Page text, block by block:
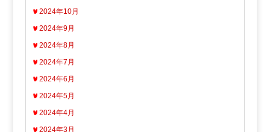
2024年10月
2024年9月
2024年8月
2024年7月
2024年6月
2024年5月
2024年4月
2024年3月